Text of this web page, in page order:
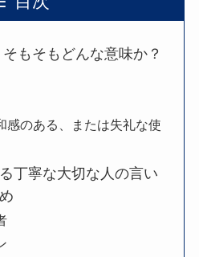
もそもどんな意味か？
感のある、または失礼な使
丁寧な大切な人の言い